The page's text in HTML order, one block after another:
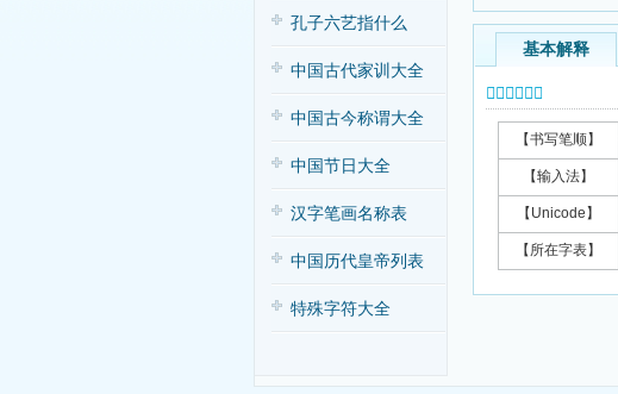
孔子六艺指什么
中国古代家训大全
中国古今称谓大全
中国节日大全
汉字笔画名称表
中国历代皇帝列表
特殊字符大全
基本解释
𥽠字基本信息
【书写笔顺】
【输入法】
【Unicode】
【所在字表】